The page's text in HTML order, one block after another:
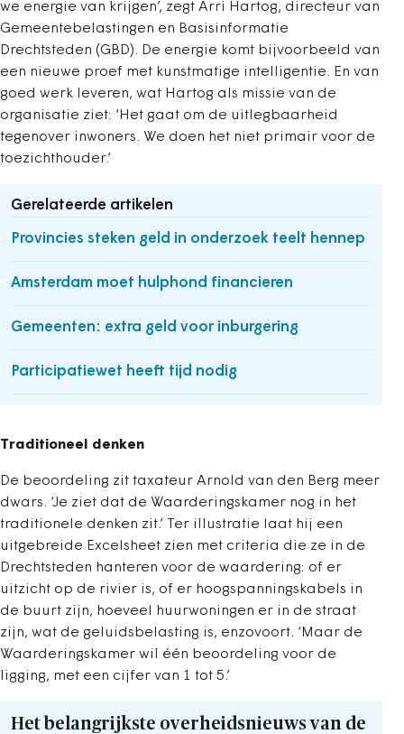
we energie van krijgen’, zegt Arri Hartog, directeur van
Gemeentebelastingen en Basisinformatie
Drechtsteden (GBD). De energie komt bijvoorbeeld van
een nieuwe proef met kunstmatige intelligentie. En van
goed werk leveren, wat Hartog als missie van de
organisatie ziet: ‘Het gaat om de uitlegbaarheid
tegenover inwoners. We doen het niet primair voor de
toezichthouder.’
Gerelateerde artikelen
Provincies steken geld in onderzoek teelt hennep
Amsterdam moet hulphond financieren
Gemeenten: extra geld voor inburgering
Participatiewet heeft tijd nodig
Traditioneel denken
De beoordeling zit taxateur Arnold van den Berg meer
dwars. ‘Je ziet dat de Waarderingskamer nog in het
traditionele denken zit.’ Ter illustratie laat hij een
uitgebreide Excelsheet zien met criteria die ze in de
Drechtsteden hanteren voor de waardering: of er
uitzicht op de ­rivier is, of er hoogspanningskabels in
de buurt zijn, hoeveel huurwoningen er in de straat
zijn, wat de geluidsbelasting is, enzovoort. ‘Maar de
Waarderingskamer wil één beoordeling voor de
ligging, met een cijfer van 1 tot 5.’
Het belangrijkste overheidsnieuws van de